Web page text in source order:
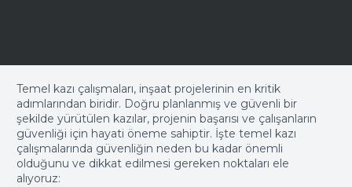
Temel kazı çalışmaları, inşaat projelerinin en kritik
adımlarından biridir. Doğru planlanmış ve güvenli bir
şekilde yürütülen kazılar, projenin başarısı ve çalışanların
güvenliği için hayati öneme sahiptir. İşte temel kazı
çalışmalarında güvenliğin neden bu kadar önemli
olduğunu ve dikkat edilmesi gereken noktaları ele
alıyoruz: